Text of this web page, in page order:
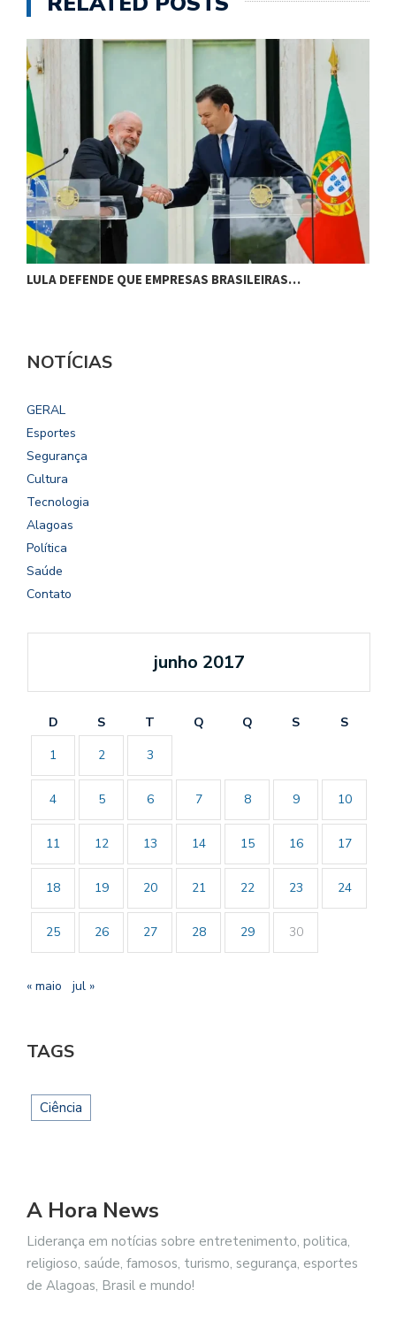
LULA DEFENDE QUE EMPRESAS BRASILEIRAS…
NOTÍCIAS
GERAL
Esportes
Segurança
Cultura
Tecnologia
Alagoas
Política
Saúde
Contato
junho 2017
D S T Q Q S
S
1
2 3
4 5 6 7 8 9 10
11 12 13 14 15 16 17
18 19 20 21 22 23 24
25 26 27 28 29 30
« maio jul »
TAGS
Ciência
A Hora News
Liderança em notícias sobre entretenimento, politica,
religioso, saúde, famosos, turismo, segurança, esportes
de Alagoas, Brasil e mundo!